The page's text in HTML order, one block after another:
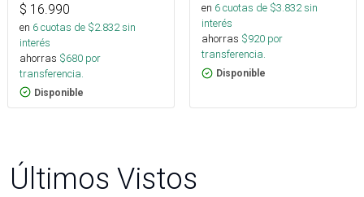
$ 16.990
en 6cuotas de $2.832sin
interés
ahorras $680 por
transferencia.
Disponible
en 6cuotas de $3.832sin
interés
ahorras $920 por
transferencia.
Disponible
Últimos Vistos